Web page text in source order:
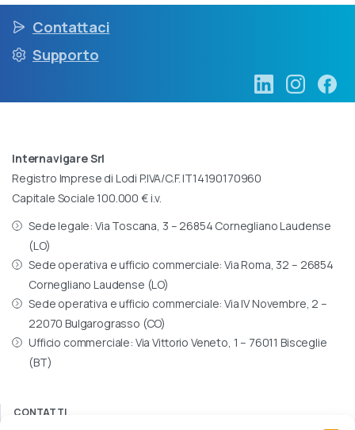
Contattaci
Supporto
Internavigare Srl
Registro Imprese di Lodi P.IVA/C.F. IT14190170960
Capitale Sociale 100.000 € i.v.
Sede legale: Via Toscana, 3 – 26854 Cornegliano Laudense
(LO)
Sede operativa e ufficio commerciale: Via Roma, 32 – 26854
Cornegliano Laudense (LO)
Sede operativa e ufficio commerciale: Via IV Novembre, 2 –
22070 Bulgarograsso (CO)
Ufficio commerciale: Via Vittorio Veneto, 1 – 76011 Bisceglie
(BT)
CONTATTI